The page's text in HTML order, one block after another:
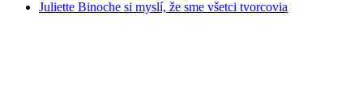
Juliette Binoche si myslí, že sme všetci tvorcovia